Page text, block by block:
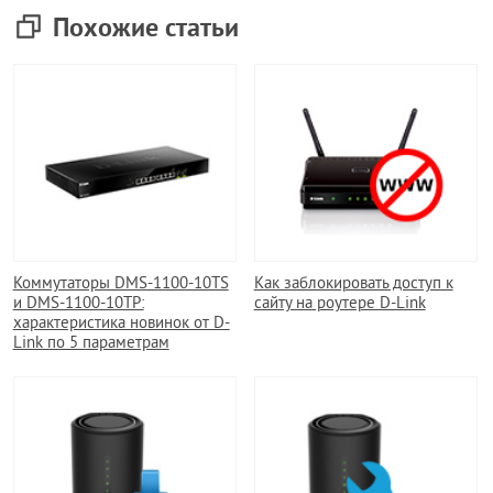
Похожие статьи
Коммутаторы DMS-1100-10TS
и DMS-1100-10TP:
характеристика новинок от D-
Link по 5 параметрам
Как заблокировать доступ к
сайту на роутере D-Link